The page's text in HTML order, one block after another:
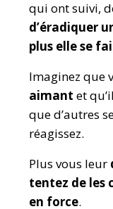
qui ont suivi,
d’éradiquer
plus elle se
Imaginez que
aimant et
que d’autres
réagissez.
Plus vous leur
tentez de les
en force.